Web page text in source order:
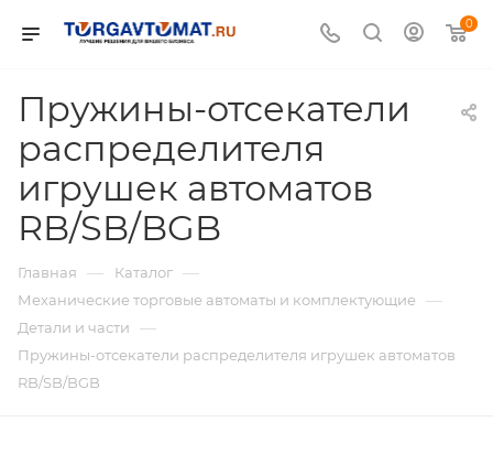
0
Пружины-отсекатели
распределителя
игрушек автоматов
RB/SB/BGB
Главная — Каталог —
Механические торговые автоматы и комплектующие —
Детали и части —
Пружины-отсекатели распределителя игрушек автоматов
RB/SB/BGB